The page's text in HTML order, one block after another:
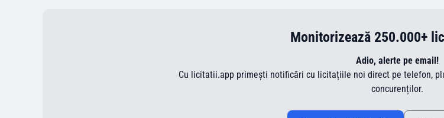
Monitorizează 250.000+
Adio, alerte pe email!
Cu licitatii.app primești notificări cu licitațiile noi direct pe telefon,
concurenților.